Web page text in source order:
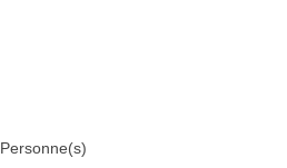
Personne(s)